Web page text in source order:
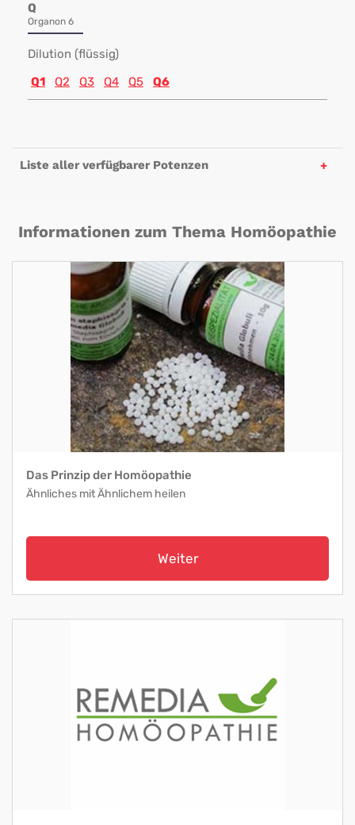
Q
Organon 6
Dilution (flüssig)
Q1
Q2 Q3 Q4 Q5 Q6
Liste aller verfügbarer Potenzen
Informationen zum Thema Homöopathie
Das Prinzip der Homöopathie
Ähnliches mit Ähnlichem heilen
Weiter